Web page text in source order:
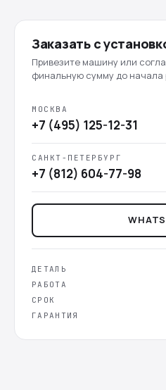
Заказать с
Привезите машину или
финальную сумму до начала
МОСКВА
+7 (495) 125-12-31
САНКТ-ПЕТЕРБУРГ
+7 (812) 604-77-98
ДЕТАЛЬ
РАБОТА
СРОК
ГАРАНТИЯ